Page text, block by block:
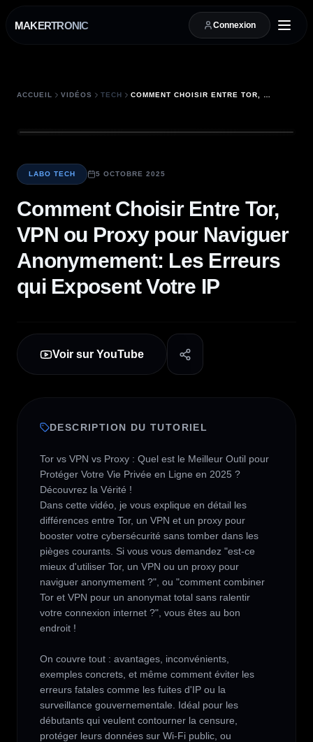
MAKERTRONIC Connexion
ACCUEIL VIDÉOS TECH
LABO TECH 5 OCTOBRE 2025
Comment Choisir Entre Tor,
VPN ou Proxy pour Naviguer
Anonymement: Les Erreurs
qui Exposent Votre IP
Voir sur YouTube
DESCRIPTION DU TUTORIEL
Tor vs VPN vs Proxy : Quel est le Meilleur Outil pour
Protéger Votre Vie Privée en Ligne en 2025 ?
Découvrez la Vérité !
Dans cette vidéo, je vous explique en détail les
différences entre Tor, un VPN et un proxy pour
booster votre cybersécurité sans tomber dans les
pièges courants. Si vous vous demandez "est-ce
mieux d'utiliser Tor, un VPN ou un proxy pour
naviguer anonymement ?", ou "comment combiner
Tor et VPN pour un anonymat total sans ralentir
votre connexion internet ?", vous êtes au bon
endroit !
On couvre tout : avantages, inconvénients,
exemples concrets, et même comment éviter les
erreurs fatales comme les fuites d'IP ou la
surveillance gouvernementale. Idéal pour les
débutants qui veulent contourner la censure,
protéger leurs données sur Wi-Fi public, ou